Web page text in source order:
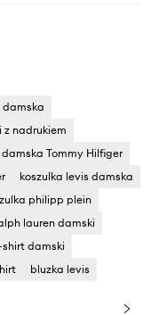
damska
nadrukiem
damska Tommy Hilfiger
koszulka levis damska
philipp plein
lauren damski
damski
bluzka levis